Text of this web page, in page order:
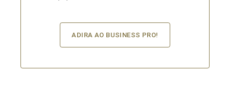
ADIRA AO BUSINESS PRO!